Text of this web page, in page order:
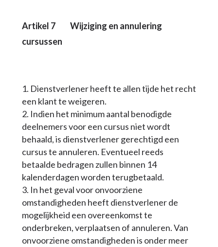
Artikel 7Wijziging en annulering
cursussen
Dienstverlener heeft te allen tijde het recht
een klant te weigeren.
Indien het minimum aantal benodigde
deelnemers voor een cursus niet wordt
behaald, is dienstverlener gerechtigd een
cursus te annuleren. Eventueel reeds
betaalde bedragen zullen binnen 14
kalenderdagen worden terugbetaald.
In het geval voor onvoorziene
omstandigheden heeft dienstverlener de
mogelijkheid een overeenkomst te
onderbreken, verplaatsen of annuleren. Van
onvoorziene omstandigheden is onder meer